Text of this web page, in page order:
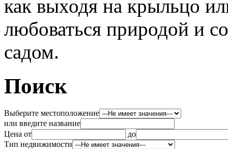
как выходя на крыльцо
любоваться природой и
садом.
Поиск
Выберите местоположение
или введите название
Цена от
до
Тип недвижимости